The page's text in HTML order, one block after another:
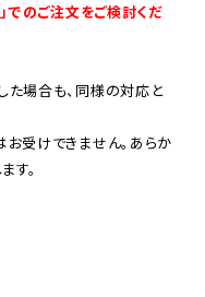
でのご注文をご検討くだ
場合も、同様の対応と
受けできません。あらか
す。